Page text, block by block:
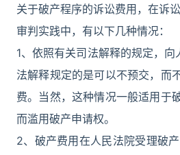
关于破产程序的诉讼费用，在诉
审判实践中，有以下几种情况：
1、依照有关司法解释的规定，
法解释规定的是可以不预交，而
费。当然，这种情况一般适用于
而滥用破产申请权。
2、破产费用在人民法院受理破